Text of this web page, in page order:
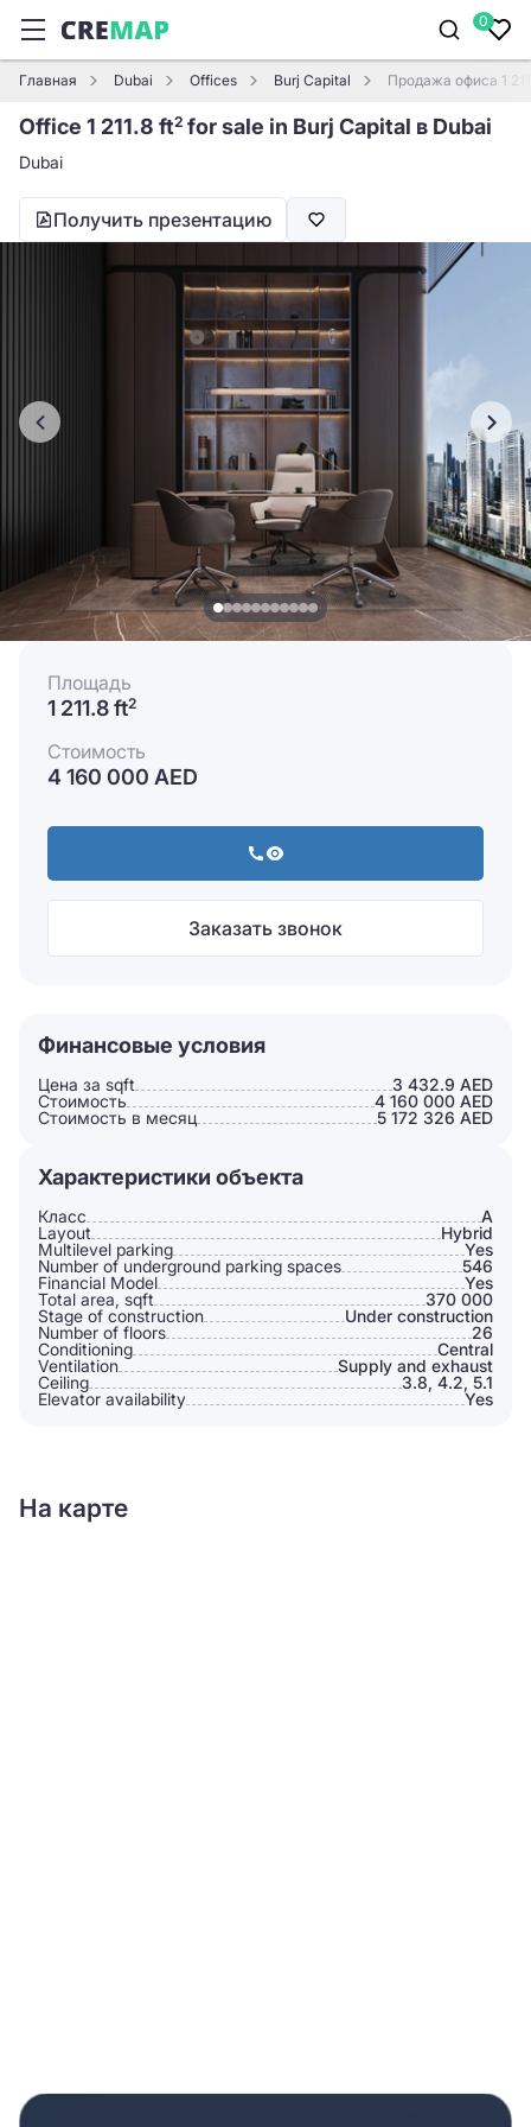
0
Главная Dubai Offices Burj Capital Продажа офиса 1
Office 1 211.8 ft2 for sale in Burj Capital в Dubai
Dubai
Получить презентацию
Площадь
1 211.8 ft2
Стоимость
4 160 000 AED
Заказать звонок
Финансовые условия
Цена за sqft
3 432.9 AED
Стоимость
4 160 000 AED
Стоимость в месяц
5 172 326 AED
Характеристики объекта
Класс
A
Layout
Hybrid
Multilevel parking
Yes
Number of underground parking spaces
546
Financial Model
Yes
Total area, sqft
370 000
Stage of construction
Under construction
Number of floors
26
Conditioning
Сentral
Ventilation
Supply and exhaust
Ceiling
3.8, 4.2, 5.1
Elevator availability
Yes
На карте